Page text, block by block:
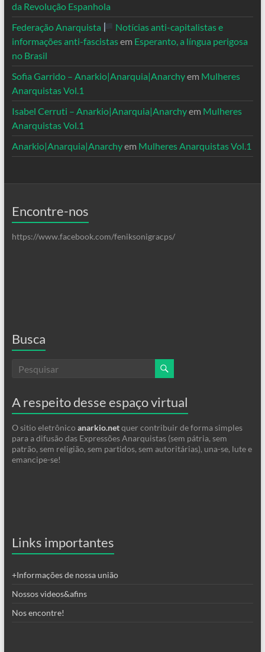
da Revolução Espanhola
Federação Anarquista
Notícias anti-capitalistas e
informações anti-fascistasem Esperanto, a língua perigosa
no Brasil
Sofia Garrido – Anarkio|Anarquia|Anarchyem Mulheres
Anarquistas Vol.1
Isabel Cerruti – Anarkio|Anarquia|Anarchyem Mulheres
Anarquistas Vol.1
Anarkio|Anarquia|Anarchyem Mulheres Anarquistas Vol.1
Encontre-nos
https://www.facebook.com/feniksonigracps/
Busca
A respeito desse espaço virtual
O sitio eletrônico anarkio.netquer contribuir de forma simples
para a difusão das Expressões Anarquistas (sem pátria, sem
patrão, sem religião, sem partidos, sem autoritárias), una-se, lute e
emancipe-se!
Links importantes
+Informações de nossa união
Nossos videos&afins
Nos encontre!